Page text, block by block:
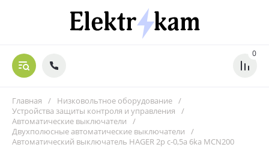
0
Главная / Низковольтное оборудование /
Устройства защиты контроля и управления
/
Автоматические выключатели
/
Двухполюсные автоматические выключатели
/
Автоматический выключатель HAGER 2p c-0,5a 6ka MCN200